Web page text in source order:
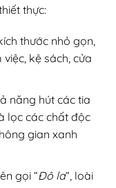
thực:
thước nhỏ gọn,
kệ sách, cửa
năng hút các tia
lọc các chất độc
gian xanh
gọi “Đô la“, loài